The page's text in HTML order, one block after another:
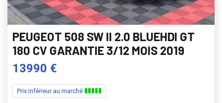
PEUGEOT 508 SW II 2.0 BLUEHDI GT
180 CV GARANTIE 3/12 MOIS 2019
13990 €
Prix inférieur au marché